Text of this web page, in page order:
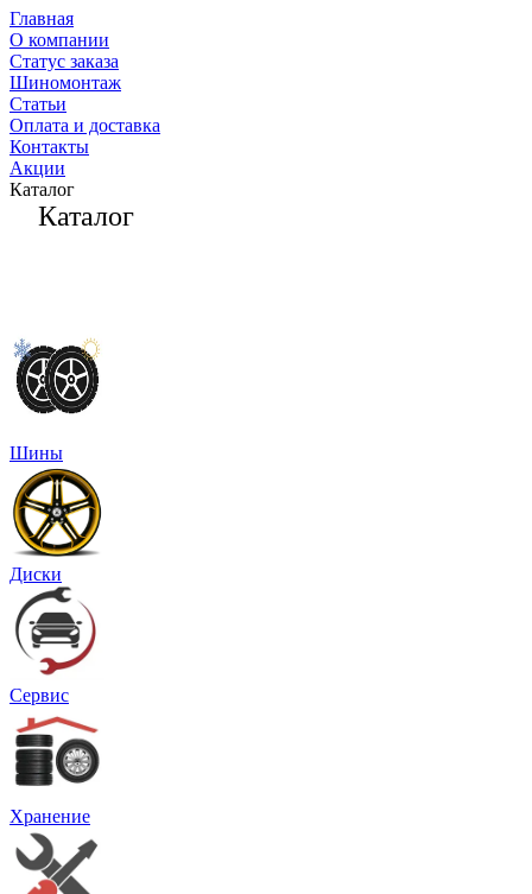
Главная
О компании
Статус заказа
Шиномонтаж
Статьи
Оплата и доставка
Контакты
Акции
Каталог
Каталог
Шины
Диски
Сервис
Хранение